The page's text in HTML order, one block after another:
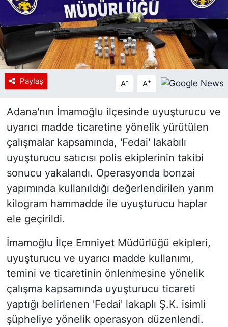
Paylaş A- A+
Adana'nın İmamoğlu ilçesinde uyuşturucu ve
uyarıcı madde ticaretine yönelik yürütülen
çalışmalar kapsamında, 'Fedai' lakabılı
uyuşturucu satıcısı polis ekiplerinin takibi
sonucu yakalandı. Operasyonda bonzai
yapımında kullanıldığı değerlendirilen yarım
kilogram hammadde ile uyuşturucu haplar
ele geçirildi.
İmamoğlu İlçe Emniyet Müdürlüğü ekipleri,
uyuşturucu ve uyarıcı madde kullanımı,
temini ve ticaretinin önlenmesine yönelik
çalışma kapsamında uyuşturucu ticareti
yaptığı belirlenen 'Fedai' lakaplı Ş.K. isimli
şüpheliye yönelik operasyon düzenlendi.